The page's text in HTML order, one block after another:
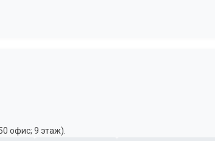
офис; 9 этаж).